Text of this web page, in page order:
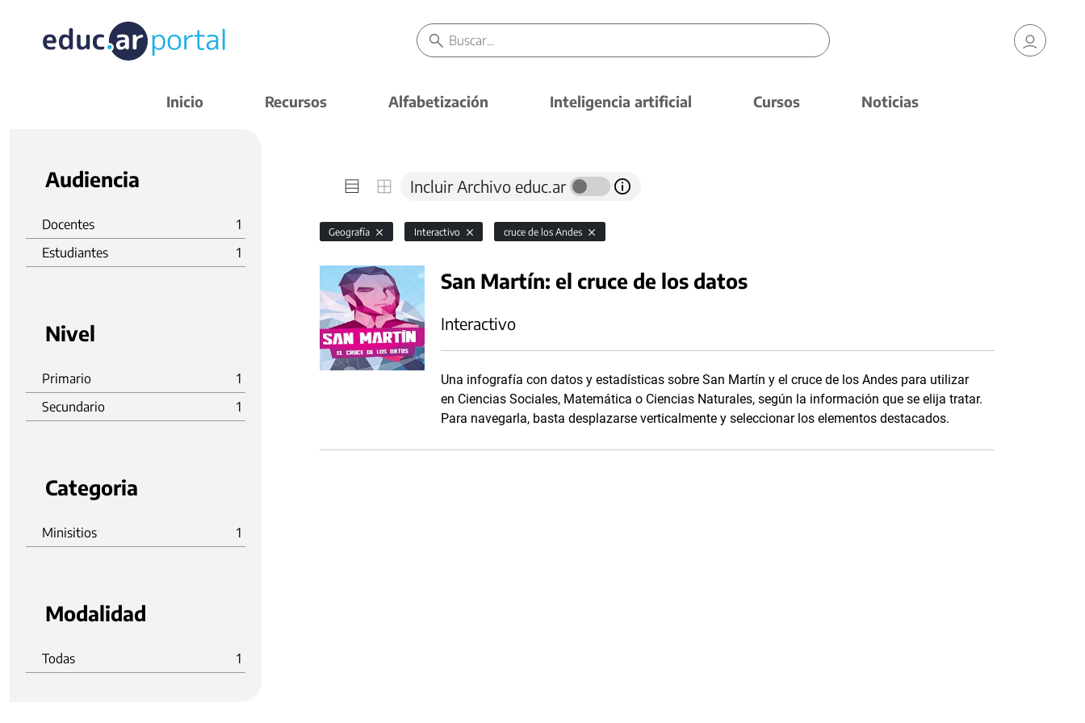
Inicio Recursos Alfabetización Inteligencia artificial Cursos Noticias
Audiencia
Docentes
1
Estudiantes
1
Nivel
Primario
1
Secundario
1
Categoria
Minisitios 1
Modalidad
Todas 1
Incluir Archivo educ.ar
Geografía Interactivo cruce de los Andes
San Martín: el cruce de los datos
Interactivo
Una infografía con datos y estadísticas sobre San Martín y el cruce de los Andes para utilizar
en Ciencias Sociales, Matemática o Ciencias Naturales, según la información que se elija tratar.
Para navegarla, basta desplazarse verticalmente y seleccionar los elementos destacados.